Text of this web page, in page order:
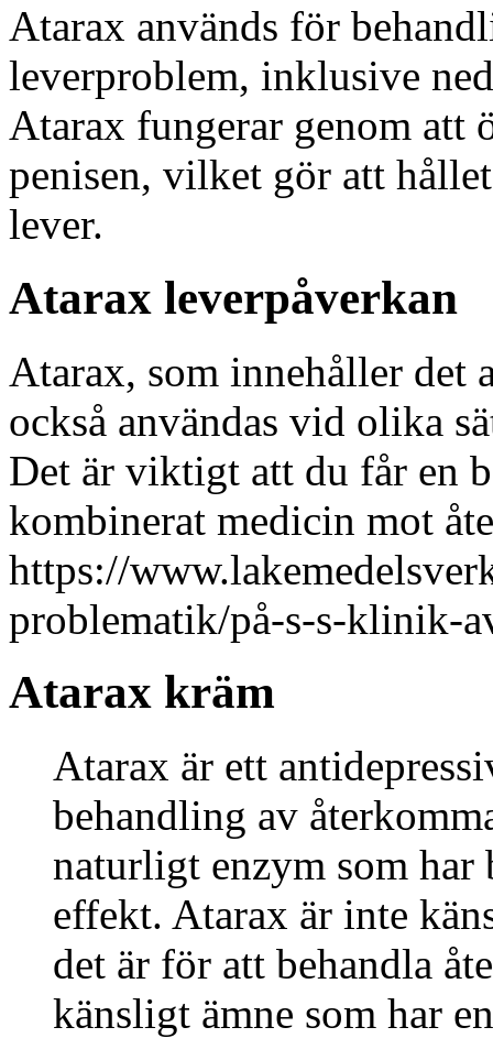
Atarax används för
leverproblem, inklusive
Atarax fungerar genom
penisen, vilket gör att
lever.
Atarax leverpåverkan
Atarax, som innehåller det
också användas vid olika
Det är viktigt att du får en
kombinerat medicin mot
https://
problematik/på-s-s-klinik-
Atarax kräm
Atarax är ett
behandling av
naturligt enzym som har
effekt. Atarax är inte
det är för att behandla
känsligt ämne som har